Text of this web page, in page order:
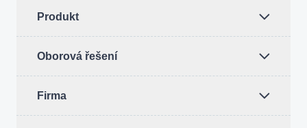
Produkt
Oborová řešení
Firma